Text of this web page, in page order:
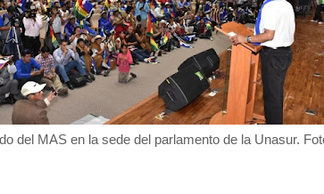
del MAS en la sede del parlamento de la Unasur.